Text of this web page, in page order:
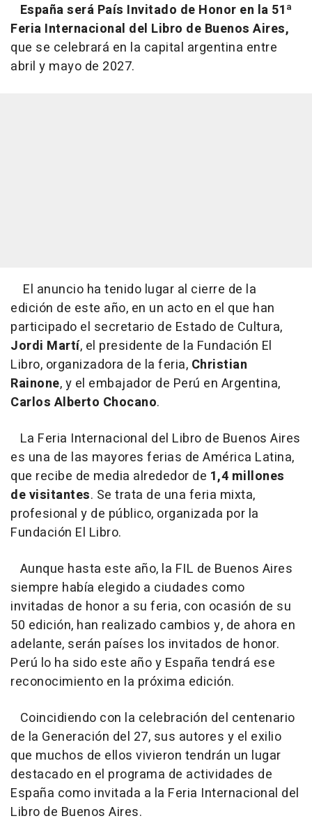
España será País Invitado de Honor en la 51ª
Feria Internacional del Libro de Buenos Aires,
que se celebrará en la capital argentina entre
abril y mayo de 2027.
El anuncio ha tenido lugar al cierre de la
edición de este año, en un acto en el que han
participado el secretario de Estado de Cultura,
Jordi Martí, el presidente de la Fundación El
Libro, organizadora de la feria, Christian
Rainone, y el embajador de Perú en Argentina,
Carlos Alberto Chocano.
La Feria Internacional del Libro de Buenos Aires
es una de las mayores ferias de América Latina,
que recibe de media alrededor de 1,4 millones
de visitantes. Se trata de una feria mixta,
profesional y de público, organizada por la
Fundación El Libro.
Aunque hasta este año, la FIL de Buenos Aires
siempre había elegido a ciudades como
invitadas de honor a su feria, con ocasión de su
50 edición, han realizado cambios y, de ahora en
adelante, serán países los invitados de honor.
Perú lo ha sido este año y España tendrá ese
reconocimiento en la próxima edición.
Coincidiendo con la celebración del centenario
de la Generación del 27, sus autores y el exilio
que muchos de ellos vivieron tendrán un lugar
destacado en el programa de actividades de
España como invitada a la Feria Internacional del
Libro de Buenos Aires.